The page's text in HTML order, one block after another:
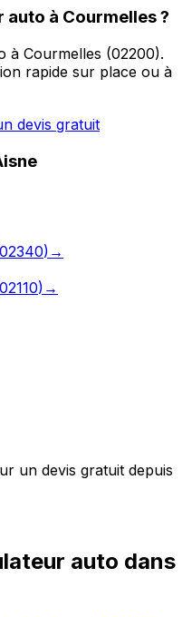
auto à Courmelles?
à Courmelles (02200).
rapide sur place ou à
devis gratuit
02340) →
02110) →
un devis gratuit depuis
auto dans